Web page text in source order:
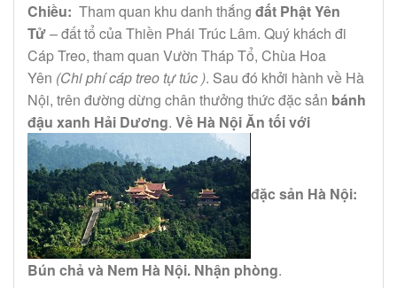
Chiều: Tham quan khu danh thắng đất Phật Yên
Tử– đất tổ của Thiền Phái Trúc Lâm. Quý khách đi
Cáp Treo, tham quan Vườn Tháp Tổ, Chùa Hoa
Yên (Chi phí cáp treo tự túc ). Sau đó khởi hành về Hà
Nội, trên đường dừng chân thưởng thức đặc sản bánh
đậu xanh Hải Dương. Về Hà Nội Ăn tối với
đặc sản Hà Nội:
Bún chả và Nem Hà Nội. Nhận phòng.